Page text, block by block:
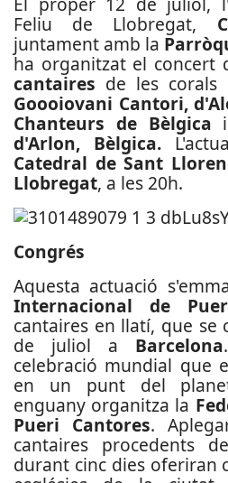
Feliu de Llobregat,
juntament amb la
ha organitzat el concert
cantaires de les corals
Goooiovani Cantori,
Chanteurs de Bèlgica i
d'Arlon, Bèlgica.
Catedral de Sant
Llobregat, a les 20h.
Congrés
Aquesta actuació
Internacional de
cantaires en llatí, que se
de juliol a Barcelona
celebració mundial que
en un punt del
enguany organitza la
Pueri Cantores.
cantaires procedents
durant cinc dies oferiran